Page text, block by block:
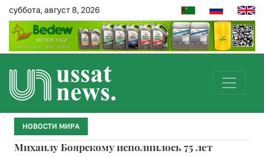
суббота, август 8, 2026
НОВОСТИ МИРА
Михаилу Боярскому исполнилось 75 лет